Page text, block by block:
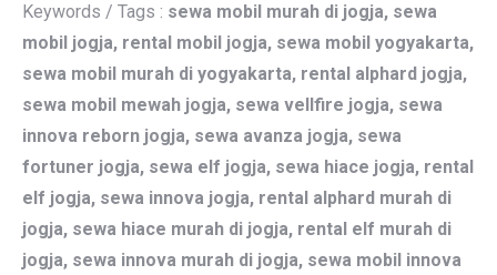
Keywords / Tags : sewa mobil murah di jogja, sewa
mobil jogja, rental mobil jogja, sewa mobil yogyakarta,
sewa mobil murah di yogyakarta, rental alphard jogja,
sewa mobil mewah jogja, sewa vellfire jogja, sewa
innova reborn jogja, sewa avanza jogja, sewa
fortuner jogja, sewa elf jogja, sewa hiace jogja, rental
elf jogja, sewa innova jogja, rental alphard murah di
jogja, sewa hiace murah di jogja, rental elf murah di
jogja, sewa innova murah di jogja, sewa mobil innova